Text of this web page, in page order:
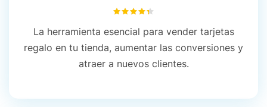
La herramienta esencial para vender tarjetas
regalo en tu tienda, aumentar las conversiones y
atraer a nuevos clientes.